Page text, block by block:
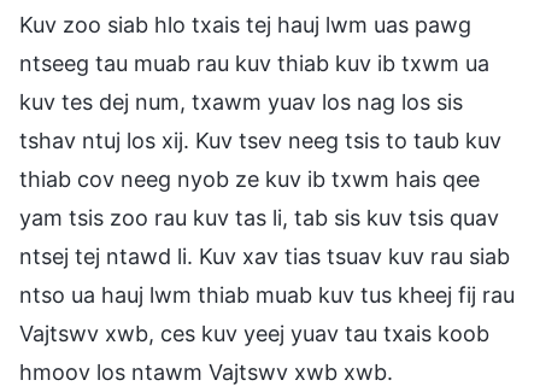
Kuv zoo siab hlo txais tej hauj lwm uas pawg
ntseeg tau muab rau kuv thiab kuv ib txwm ua
kuv tes dej num, txawm yuav los nag los sis
tshav ntuj los xij. Kuv tsev neeg tsis to taub kuv
thiab cov neeg nyob ze kuv ib txwm hais qee
yam tsis zoo rau kuv tas li, tab sis kuv tsis quav
ntsej tej ntawd li. Kuv xav tias tsuav kuv rau siab
ntso ua hauj lwm thiab muab kuv tus kheej fij rau
Vajtswv xwb, ces kuv yeej yuav tau txais koob
hmoov los ntawm Vajtswv xwb xwb.